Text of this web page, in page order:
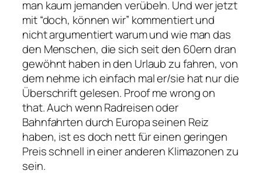
man kaum jemanden verübeln. Und wer jetzt
mit “doch, können wir” kommentiert und
nicht argumentiert warum und wie man das
den Menschen, die sich seit den 60ern dran
gewöhnt haben in den Urlaub zu fahren, von
dem nehme ich einfach mal er/sie hat nur die
Überschrift gelesen. Proof me wrong on
that. Auch wenn Radreisen oder
Bahnfahrten durch Europa seinen Reiz
haben, ist es doch nett für einen geringen
Preis schnell in einer anderen Klimazonen zu
sein.